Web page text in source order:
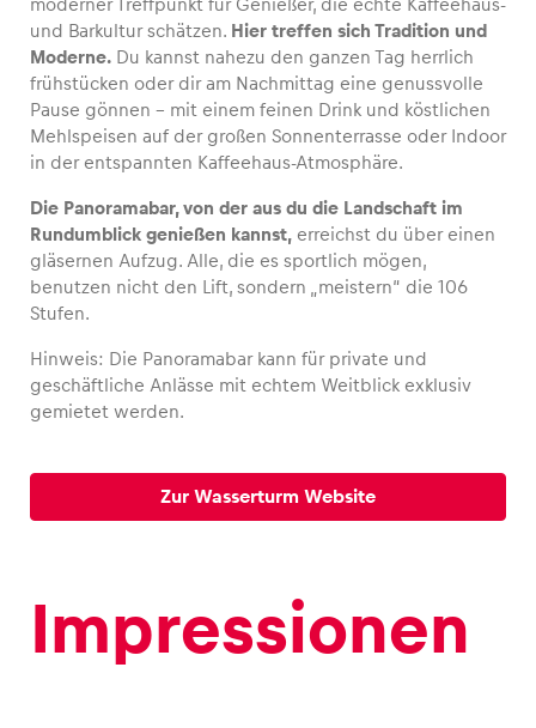
Seiten
Alle anzeigen
Fahrzeug
Alle anzeigen
moderner Treffpunkt für Genießer, die echte Kaffeehaus-
und Barkultur schätzen. Hier treffen sich Tradition und
Moderne. Du kannst nahezu den ganzen Tag herrlich
frühstücken oder dir am Nachmittag eine genussvolle
Pause gönnen – mit einem feinen Drink und köstlichen
Mehlspeisen auf der großen Sonnenterrasse oder Indoor
in der entspannten Kaffeehaus-Atmosphäre.
Die Panoramabar, von der aus du die Landschaft im
Rundumblick genießen kannst, erreichst du über einen
gläsernen Aufzug. Alle, die es sportlich mögen,
benutzen nicht den Lift, sondern „meistern“ die 106
Stufen.
Hinweis: Die Panoramabar kann für private und
geschäftliche Anlässe mit echtem Weitblick exklusiv
gemietet werden.
Zur Wasserturm Website
Impressionen